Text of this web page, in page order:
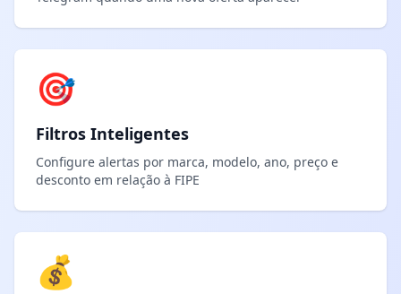
🎯
Filtros Inteligentes
Configure alertas por marca, modelo, ano, preço e
desconto em relação à FIPE
💰